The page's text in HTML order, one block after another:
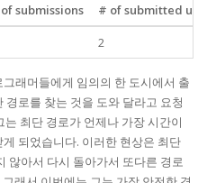
submissions
# of submitted
2
래머들에게 임의의 한 도시에서 출
로를 찾는 것을 도와 달라고 요청
최단 경로가 언제나 가장 시간이
되었습니다. 이러한 현상은 최단
않아서 다시 돌아가서 또다른 경로